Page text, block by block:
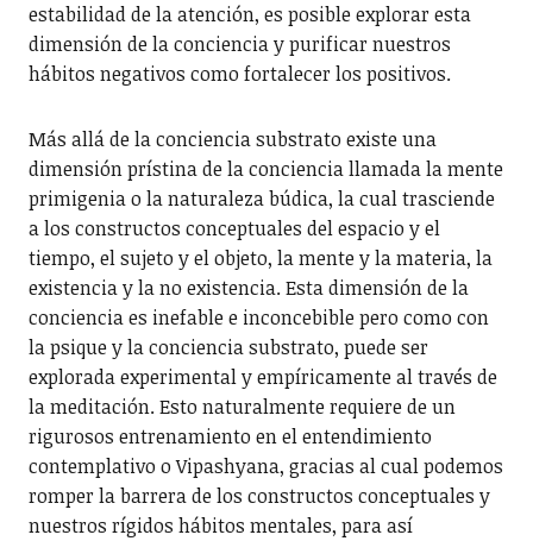
estabilidad de la atención, es posible explorar esta
dimensión de la conciencia y purificar nuestros
hábitos negativos como fortalecer los positivos.
Más allá de la conciencia substrato existe una
dimensión prístina de la conciencia llamada la mente
primigenia o la naturaleza búdica, la cual trasciende
a los constructos conceptuales del espacio y el
tiempo, el sujeto y el objeto, la mente y la materia, la
existencia y la no existencia. Esta dimensión de la
conciencia es inefable e inconcebible pero como con
la psique y la conciencia substrato, puede ser
explorada experimental y empíricamente al través de
la meditación. Esto naturalmente requiere de un
rigurosos entrenamiento en el entendimiento
contemplativo o Vipashyana, gracias al cual podemos
romper la barrera de los constructos conceptuales y
nuestros rígidos hábitos mentales, para así